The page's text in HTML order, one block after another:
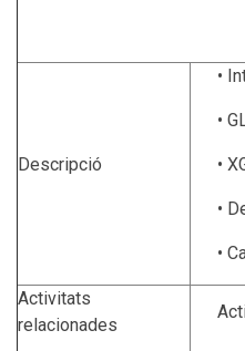
Descripció
•
•
•
•
•
Activitats
relacionades